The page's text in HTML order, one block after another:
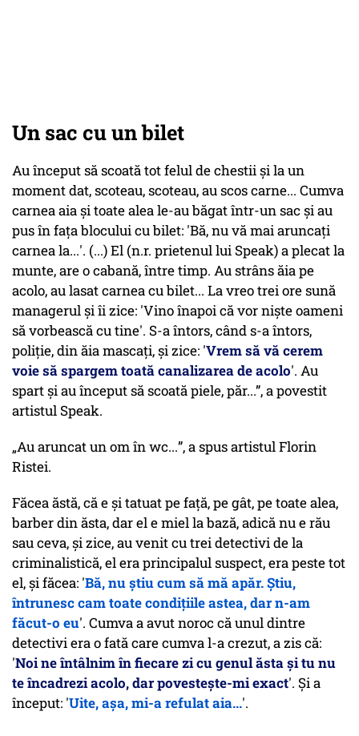
Un sac cu un bilet
Au început să scoată tot felul de chestii și la un
moment dat, scoteau, scoteau, au scos carne... Cumva
carnea aia și toate alea le-au băgat într-un sac și au
pus în fața blocului cu bilet: 'Bă, nu vă mai aruncați
carnea la...'. (...) El (n.r. prietenul lui Speak) a plecat la
munte, are o cabană, între timp. Au strâns ăia pe
acolo, au lasat carnea cu bilet... La vreo trei ore sună
managerul și îi zice: 'Vino înapoi că vor niște oameni
să vorbească cu tine'. S-a întors, când s-a întors,
poliție, din ăia mascați, și zice: 'Vrem să vă cerem
voie să spargem toată canalizarea de acolo'. Au
spart și au început să scoată piele, păr...”, a povestit
artistul Speak.
„Au aruncat un om în wc...”, a spus artistul Florin
Ristei.
Făcea ăstă, că e și tatuat pe față, pe gât, pe toate alea,
barber din ăsta, dar el e miel la bază, adică nu e rău
sau ceva, și zice, au venit cu trei detectivi de la
criminalistică, el era principalul suspect, era peste tot
el, și făcea: 'Bă, nu știu cum să mă apăr. Știu,
întrunesc cam toate condițiile astea, dar n-am
făcut-o eu'. Cumva a avut noroc că unul dintre
detectivi era o fată care cumva l-a crezut, a zis că:
'Noi ne întâlnim în fiecare zi cu genul ăsta și tu nu
te încadrezi acolo, dar povestește-mi exact'. Și a
început: 'Uite, așa, mi-a refulat aia...'.